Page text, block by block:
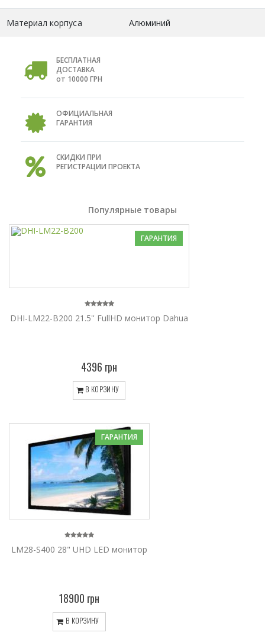
Материал корпуса Алюминий
БЕСПЛАТНАЯ
ДОСТАВКА
от 10000 ГРН
ОФИЦИАЛЬНАЯ
ГАРАНТИЯ
СКИДКИ ПРИ
РЕГИСТРАЦИИ ПРОЕКТА
Популярные товары
ГАРАНТИЯ
DHI-LM22-B200 21.5'' FullHD монитор Dahua
4396 грн
В КОРЗИНУ
ГАРАНТИЯ
LM28-S400 28" UHD LED монитор
18900 грн
В КОРЗИНУ